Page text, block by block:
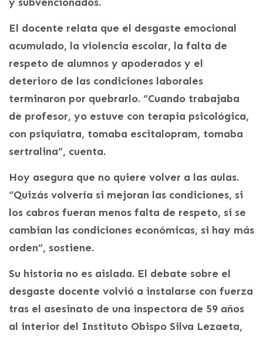
El docente relata que el desgaste emocional
acumulado, la violencia escolar, la falta de
respeto de alumnos y apoderados y el
deterioro de las condiciones laborales
terminaron por quebrarlo. “Cuando trabajaba
de profesor, yo estuve con terapia psicológica,
con psiquiatra, tomaba escitalopram, tomaba
sertralina”, cuenta.
Hoy asegura que no quiere volver a las aulas.
“Quizás volvería si mejoran las condiciones, si
los cabros fueran menos falta de respeto, si se
cambian las condiciones económicas, si hay más
orden”, sostiene.
Su historia no es aislada. El debate sobre el
desgaste docente volvió a instalarse con fuerza
tras el asesinato de una inspectora de 59 años
al interior del Instituto Obispo Silva Lezaeta,